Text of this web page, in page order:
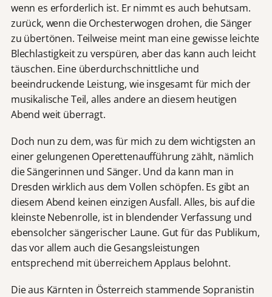
wenn es erforderlich ist. Er nimmt es auch behutsam.
zurück, wenn die Orchesterwogen drohen, die Sänger
zu übertönen. Teilweise meint man eine gewisse leichte
Blechlastigkeit zu verspüren, aber das kann auch leicht
täuschen. Eine überdurchschnittliche und
beeindruckende Leistung, wie insgesamt für mich der
musikalische Teil, alles andere an diesem heutigen
Abend weit überragt.
Doch nun zu dem, was für mich zu dem wichtigsten an
einer gelungenen Operettenaufführung zählt, nämlich
die Sängerinnen und Sänger. Und da kann man in
Dresden wirklich aus dem Vollen schöpfen. Es gibt an
diesem Abend keinen einzigen Ausfall. Alles, bis auf die
kleinste Nebenrolle, ist in blendender Verfassung und
ebensolcher sängerischer Laune. Gut für das Publikum,
das vor allem auch die Gesangsleistungen
entsprechend mit überreichem Applaus belohnt.
Die aus Kärnten in Österreich stammende Sopranistin